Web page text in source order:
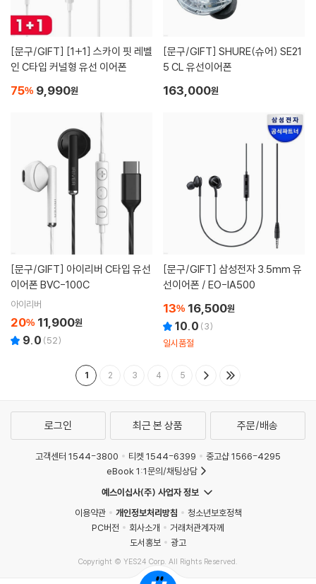
[문구/GIFT]
인 C타입 커널형 유선 이어폰
75% 9,990원
[문구/GIFT]
5 CL 유선이어폰
163,000원
[문구/GIFT]
이어폰 BVC-100C
아이리버
20% 11,900원
9.0 (52)
[문구/GIFT]
선이어폰 / EO-IA500
13% 16,500원
10.0 (3)
일시품절
1 2 3 4 5
로그인 최근 본 상품 주문/배송
고객센터 1544-3800 티켓 1544-6399
중고샵 1566-4295
eBook 1:1문의/채팅상담
예스이십사(주) 사업자 정보
이용약관
개인정보처리방침
청소년보호정책
PC버전
회사소개
거래처관계자께
도서홍보
광고
Copyright © YES24 Corp. All Rights Reserved.